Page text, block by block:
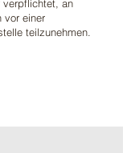
an
vor einer
teilzunehmen.